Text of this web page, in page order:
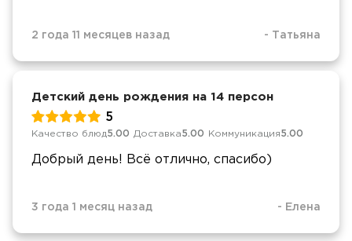
2 года 11 месяцев назад - Татьяна
Детский день рождения на 14 персон
5
Качество блюд5.00 Доставка5.00 Коммуникация5.00
Добрый день! Всё отлично, спасибо)
3 года 1 месяц назад - Елена